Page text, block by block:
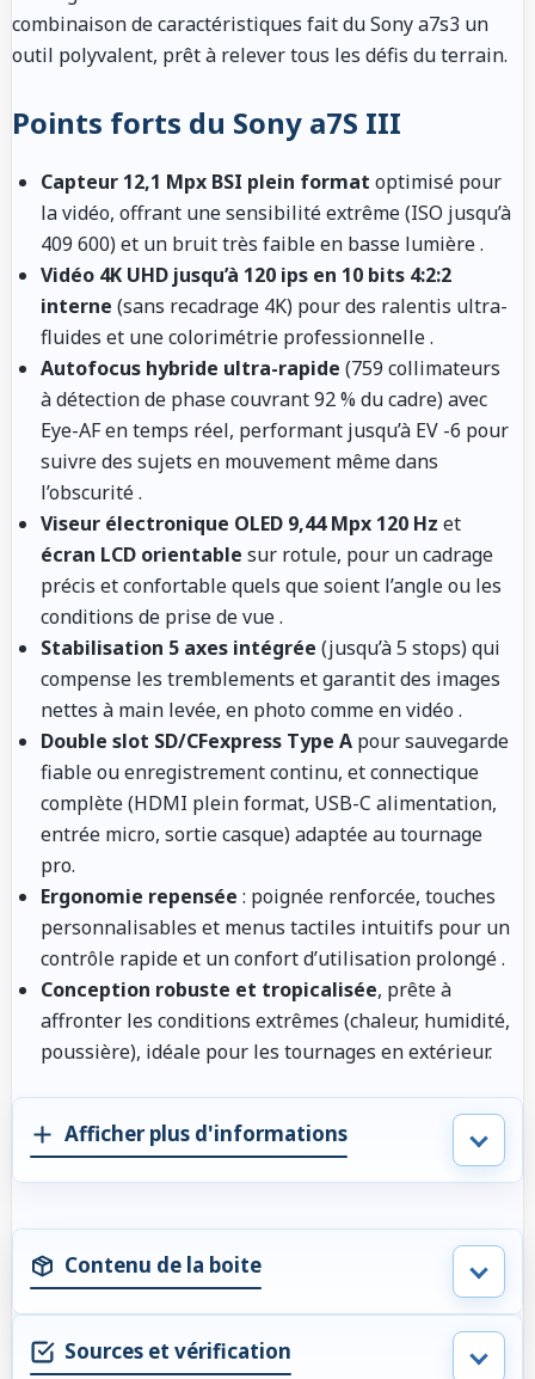
combinaison de caractéristiques fait du Sony a7s3 un
outil polyvalent, prêt à relever tous les défis du terrain.
Points forts du Sony a7S III
Capteur 12,1 Mpx BSI plein format optimisé pour
la vidéo, offrant une sensibilité extrême (ISO jusqu’à
409 600) et un bruit très faible en basse lumière.
Vidéo 4K UHD jusqu’à 120 ips en 10 bits 4:2:2
interne (sans recadrage 4K) pour des ralentis ultra-
fluides et une colorimétrie professionnelle.
Autofocus hybride ultra-rapide (759 collimateurs
à détection de phase couvrant 92 % du cadre) avec
Eye-AF en temps réel, performant jusqu’à EV -6 pour
suivre des sujets en mouvement même dans
l’obscurité.
Viseur électronique OLED 9,44 Mpx 120 Hz et
écran LCD orientable sur rotule, pour un cadrage
précis et confortable quels que soient l’angle ou les
conditions de prise de vue.
Stabilisation 5 axes intégrée (jusqu’à 5 stops) qui
compense les tremblements et garantit des images
nettes à main levée, en photo comme en vidéo .
Double slot SD/CFexpress Type A pour sauvegarde
fiable ou enregistrement continu, et connectique
complète (HDMI plein format, USB-C alimentation,
entrée micro, sortie casque) adaptée au tournage
pro.
Ergonomie repensée : poignée renforcée, touches
personnalisables et menus tactiles intuitifs pour un
contrôle rapide et un confort d’utilisation prolongé.
Conception robuste et tropicalisée, prête à
affronter les conditions extrêmes (chaleur, humidité,
poussière), idéale pour les tournages en extérieur.
Afficher plus d'informations
Contenu de la boite
Sources et vérification